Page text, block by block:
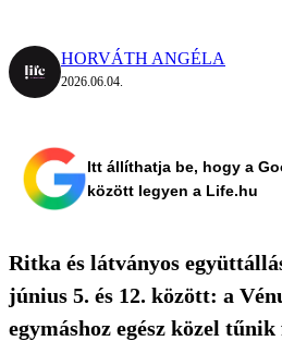
HORVÁTH ANGÉLA
2026.06.04.
Itt állíthatja be, hogy a
között legyen a Life.hu
Ritka és látványos
június 5. és 12. között: a
egymáshoz egész közel